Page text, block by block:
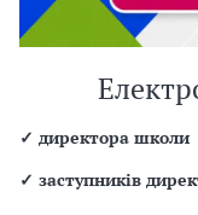
✓ директора школи
✓ заступників